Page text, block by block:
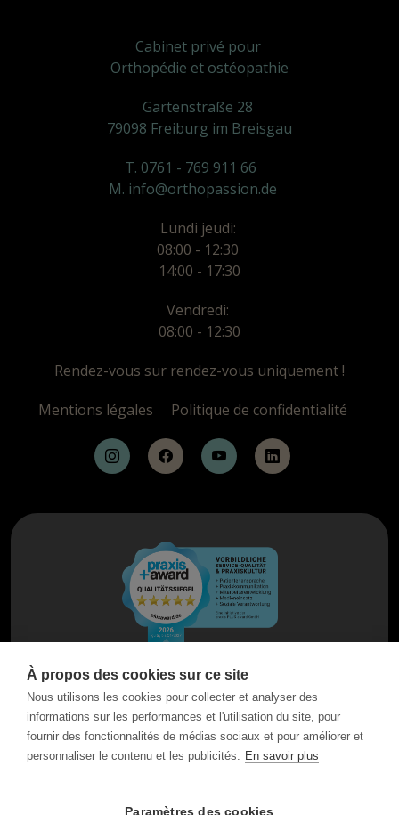
Cabinet privé pour
Orthopédie et ostéopathie
Gartenstraße 28
79098 Freiburg im Breisgau
T. 0761 - 769 911 66
M. info@orthopassion.de
Lundi jeudi:
08:00 - 12:30
14:00 - 17:30
Vendredi:
08:00 - 12:30
Rendez-vous sur rendez-vous uniquement !
Mentions légales
Politique de confidentialité
À propos des cookies sur ce site
Nous utilisons les cookies pour collecter et analyser des
informations sur les performances et l'utilisation du site, pour
fournir des fonctionnalités de médias sociaux et pour améliorer et
personnaliser le contenu et les publicités. En savoir plus
Paramètres des cookies